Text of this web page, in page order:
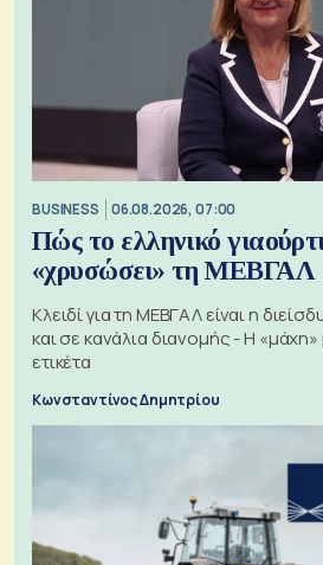
BUSINESS 06.08.2026, 07:00
Πώς το ελληνικό
«χρυσώσει» τη ΜΕΒΓΑΛ
Κλειδί για τη ΜΕΒΓΑΛ είναι η
και σε κανάλια διανομής - Η «μάχη»
ετικέτα
Κωνσταντίνος Δημητρίου